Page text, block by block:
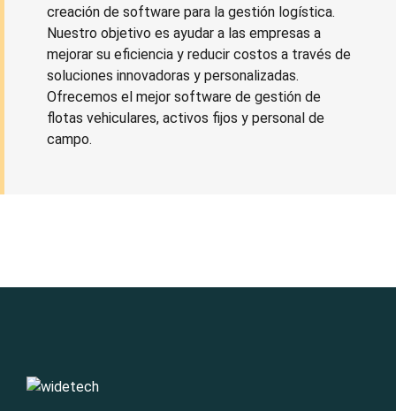
creación de software para la gestión logística.
Nuestro objetivo es ayudar a las empresas a
mejorar su eficiencia y reducir costos a través de
soluciones innovadoras y personalizadas.
Ofrecemos el mejor software de gestión de
flotas vehiculares, activos fijos y personal de
campo.